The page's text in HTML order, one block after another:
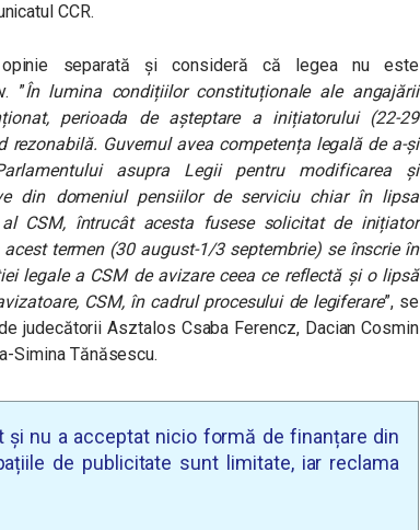
CCR.
separată și consideră că legea nu este
”În lumina condițiilor constituționale ale angajării
perioada de așteptare a inițiatorului (22-29
Guvernul avea competența legală de a-și
asupra Legii pentru modificarea și
din domeniul pensiilor de serviciu chiar în lipsa
CSM, întrucât acesta fusese solicitat de inițiator
termen (30 august-1/3 septembrie) se înscrie în
legale a CSM de avizare ceea ce reflectă și o lipsă
CSM, în cadrul procesului de legiferare”, se
judecătorii Asztalos Csaba Ferencz, Dacian Cosmin
Simina Tănăsescu.
și nu a acceptat nicio formă de finanțare din
de publicitate sunt limitate, iar reclama